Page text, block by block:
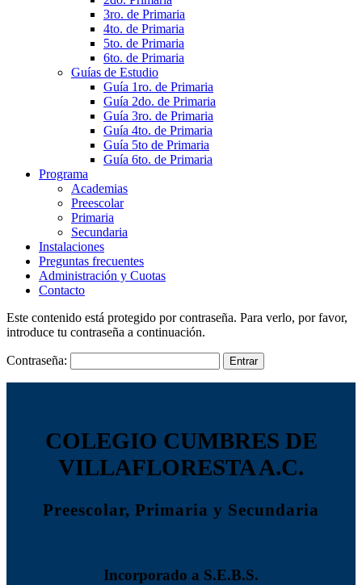
3ro. de Primaria
4to. de Primaria
5to. de Primaria
6to. de Primaria
Guías de Estudio
Guía 1ro. de Primaria
Guía 2do. de Primaria
Guía 3ro. de Primaria
Guía 4to. de Primaria
Guía 5to de Primaria
Guía 6to. de Primaria
Programa
Academias
Preescolar
Primaria
Secundaria
Instalaciones
Preguntas frecuentes
Administración y Cuotas
Contacto
Este contenido está protegido por contraseña. Para verlo, por favor,
introduce tu contraseña a continuación.
Contraseña:
COLEGIO CUMBRES DE
VILLAFLORESTA A.C.
Preescolar, Primaria y Secundaria
Incorporado a S.E.B.S.